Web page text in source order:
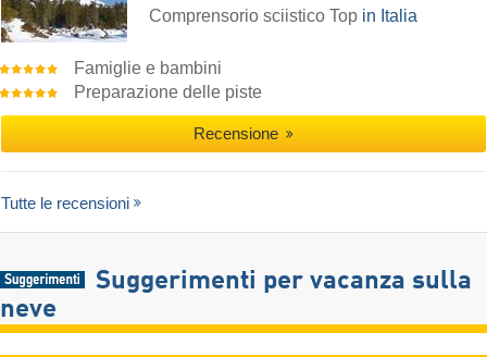
Comprensorio sciistico Top in Italia
Famiglie e bambini
Preparazione delle piste
Recensione
Tutte le recensioni
Suggerimenti per vacanza sulla
neve